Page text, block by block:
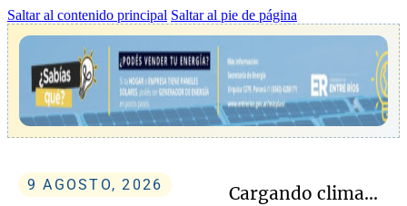
Saltar al contenido principal Saltar al pie de página
9 AGOSTO, 2026 Cargando clima...